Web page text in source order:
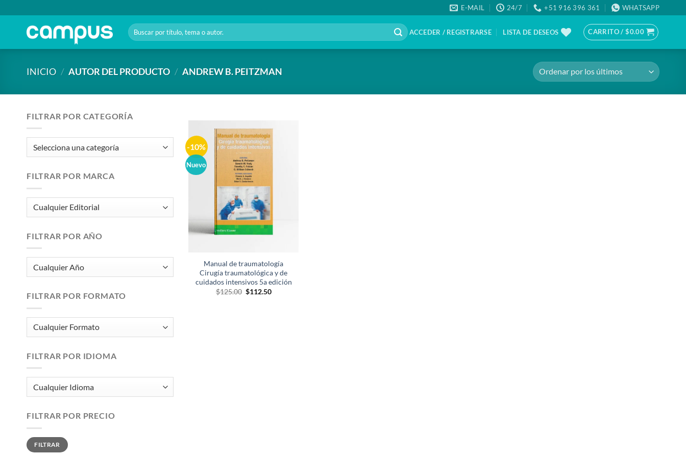
al
contenido
E-MAIL 24/7 +51 916 396 361 WHATSAPP
Buscar
por:
ACCEDER / REGISTRARSE LISTA DE DESEOS CARRITO /$0.00
INICIO / AUTOR DEL PRODUCTO / ANDREW B. PEITZMAN
FILTRAR POR CATEGORÍA
FILTRAR POR MARCA
FILTRAR POR AÑO
FILTRAR POR FORMATO
FILTRAR POR IDIOMA
FILTRAR POR PRECIO
Precio
mínimo
Precio
máximo
FILTRAR
-10%
Nuevo
Manual de traumatología
Cirugía traumatológica y de
cuidados intensivos 5a edición
$125.00 El
$112.50El